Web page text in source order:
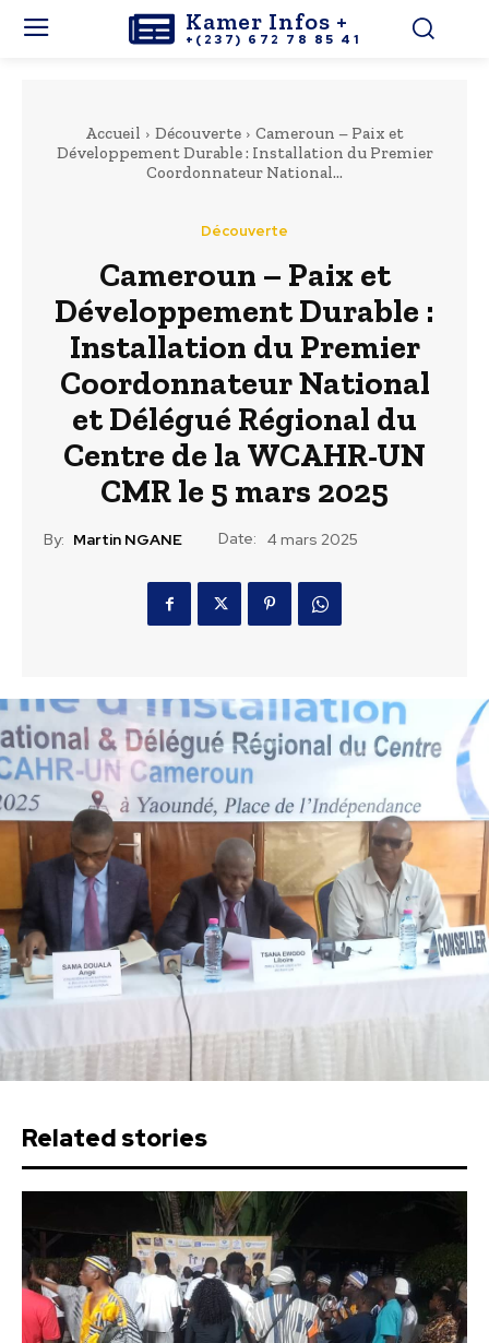
Kamer Infos +
+(237) 672 78 85 41
Accueil Découverte
Cameroun – Paix et
Développement Durable : Installation du Premier
Coordonnateur National...
Découverte
Cameroun – Paix et
Développement Durable :
Installation du Premier
Coordonnateur National
et Délégué Régional du
Centre de la WCAHR-UN
CMR le 5 mars 2025
By: Martin NGANE Date: 4 mars 2025
Related stories